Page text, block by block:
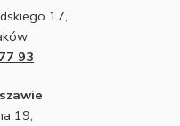
17,
93
19,